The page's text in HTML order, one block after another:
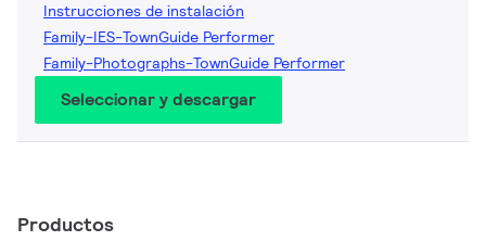
Instrucciones de instalación
Family-IES-TownGuide Performer
Family-Photographs-TownGuide Performer
Seleccionar y descargar
Productos